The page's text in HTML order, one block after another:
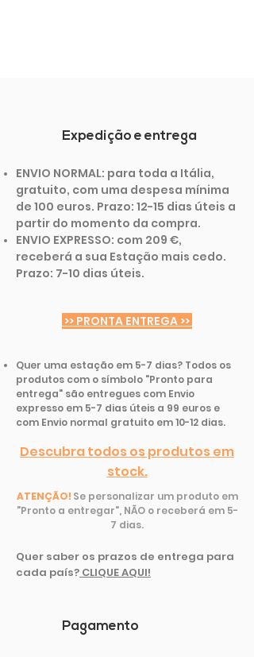
Expedição e entrega
ENVIO NORMAL: para toda a Itália,
gratuito, com uma despesa mínima
de 100 euros. Prazo: 12-15 dias úteis a
partir do momento da compra.
ENVIO EXPRESSO: com 209 €,
receberá a sua Estação mais cedo.
Prazo: 7-10 dias úteis.
>> PRONTA ENTREGA >>
Quer uma estação em 5-7 dias? Todos os
produtos com o símbolo "Pronto para
entrega" são entregues com Envio
expresso em 5-7 dias úteis a 99 euros e
com Envio normal gratuito em 10-12 dias.
Descubra todos os produtos em
stock.
ATENÇÃO! Se personalizar um produto em
"Pronto a entregar", NÃO o receberá em 5-
7 dias.
Quer saber os prazos de entrega para
cada país? CLIQUE AQUI!
Pagamento